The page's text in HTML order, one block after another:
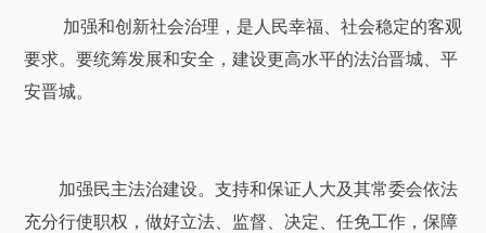
加强和创新社会治理，是人民幸福、社会稳定的客观
要求。要统筹发展和安全，建设更高水平的法治晋城、平
安晋城。
加强民主法治建设。支持和保证人大及其常委会依法
充分行使职权，做好立法、监督、决定、任免工作，保障